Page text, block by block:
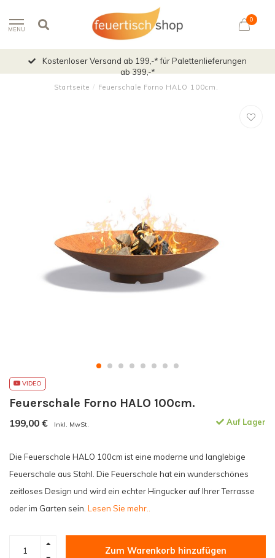
MENU
0
Kostenloser Versand ab 199,-* für Palettenlieferungen
ab 399,-*
Startseite / Feuerschale Forno HALO 100cm.
VIDEO
Feuerschale Forno HALO 100cm.
199,00 € Inkl. MwSt. Auf Lager
Die Feuerschale HALO 100cm ist eine moderne und langlebige
Feuerschale aus Stahl. Die Feuerschale hat ein wunderschönes
zeitloses Design und wird ein echter Hingucker auf Ihrer Terrasse
oder im Garten sein. Lesen Sie mehr..
Zum Warenkorb hinzufügen